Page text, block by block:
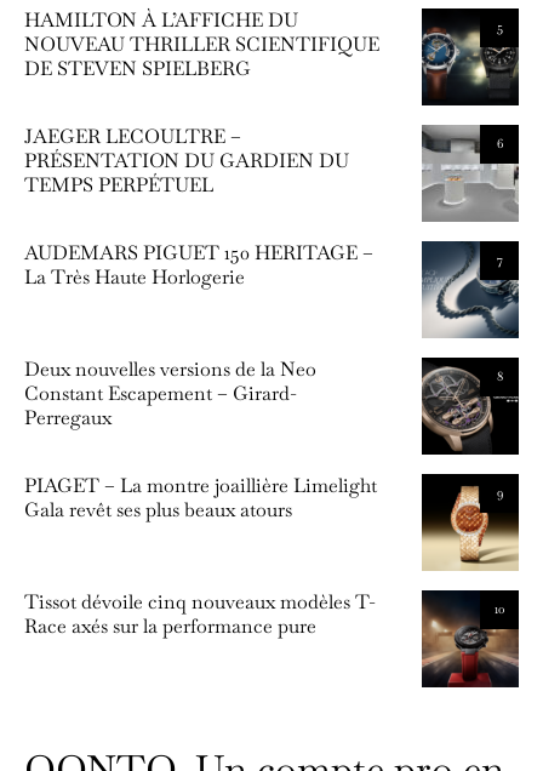
5
HAMILTON À L’AFFICHE DU
NOUVEAU THRILLER SCIENTIFIQUE
DE STEVEN SPIELBERG
6
JAEGER LECOULTRE –
PRÉSENTATION DU GARDIEN DU
TEMPS PERPÉTUEL
7
AUDEMARS PIGUET 150 HERITAGE –
La Très Haute Horlogerie
8
Deux nouvelles versions de la Neo
Constant Escapement – Girard-
Perregaux
9
PIAGET – La montre joaillière Limelight
Gala revêt ses plus beaux atours
10
Tissot dévoile cinq nouveaux modèles T-
Race axés sur la performance pure